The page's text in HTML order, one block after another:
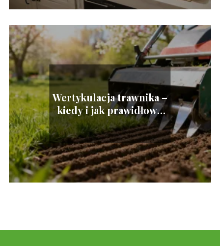
Wertykulacja trawnika –
kiedy i jak prawidłowo
wykonać?